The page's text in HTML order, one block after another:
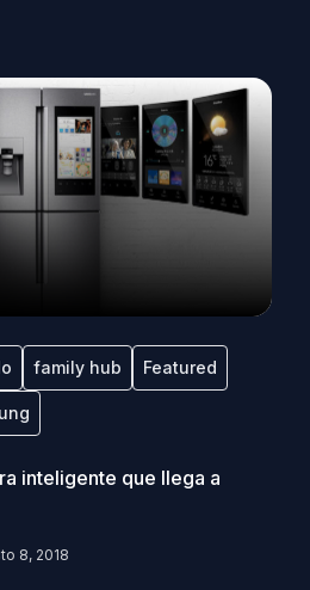
family hub Featured
inteligente que llega a
8, 2018